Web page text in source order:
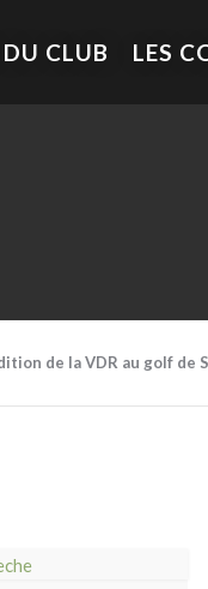
CLUB LES
de la VDR au golf de